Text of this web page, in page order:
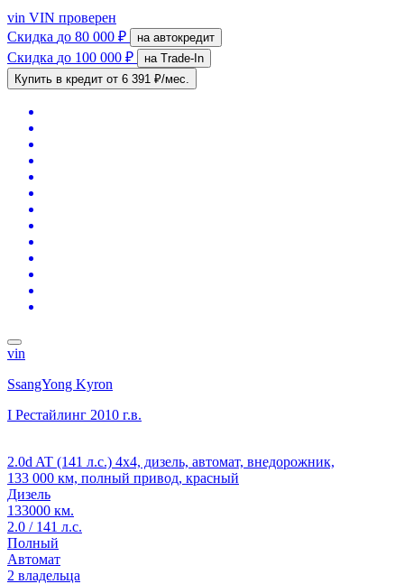
vin VIN проверен
Скидка до 80 000 ₽ на автокредит
Скидка до 100 000 ₽
на Trade-In
Купить в кредит от 6 391 ₽/мес.
vin
SsangYong Kyron
I Рестайлинг 2010 г.в.
2.0d AT (141 л.с.) 4x4, дизель, автомат, внедорожник,
133 000 км, полный привод, красный
Дизель
133000 км.
2.0 / 141 л.с.
Полный
Автомат
2 владельца